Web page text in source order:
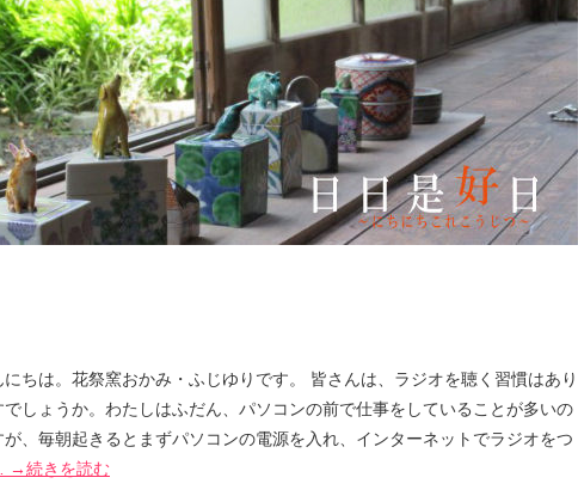
にちは。花祭窯おかみ・ふじゆりです。 皆さんは、ラジオを聴く習慣はあり
でしょうか。わたしはふだん、パソコンの前で仕事をしていることが多いの
が、毎朝起きるとまずパソコンの電源を入れ、インターネットでラジオをつ
→続きを読む